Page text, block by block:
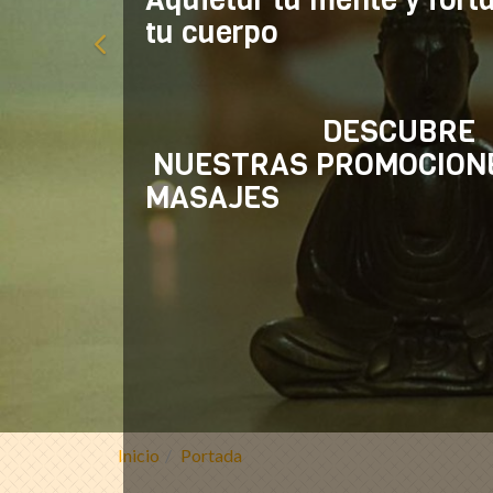
tu cuerpo
DESCUBRE
NUESTRAS
MASAJES
Centro de
Inicio Portada